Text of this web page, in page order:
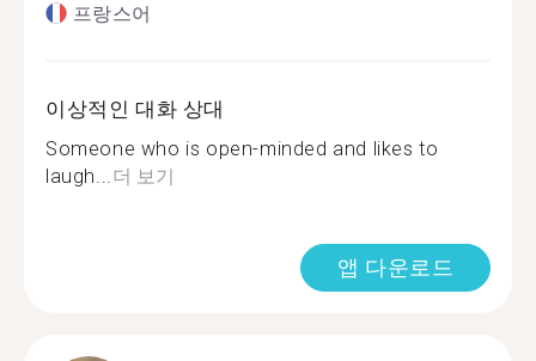
프랑스어
이상적인 대화 상대
Someone who is open-minded and likes to
laugh... 더 보기
앱 다운로드